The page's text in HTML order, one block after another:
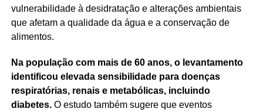
vulnerabilidade à desidratação e alterações ambientais
que afetam a qualidade da água e a conservação de
alimentos.
Na população com mais de 60 anos, o levantamento
identificou elevada sensibilidade para doenças
respiratórias, renais e metabólicas, incluindo
diabetes. O estudo também sugere que eventos